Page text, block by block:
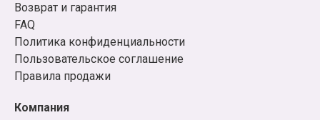
Возврат и гарантия
FAQ
Политика конфиденциальности
Пользовательское соглашение
Правила продажи
Компания